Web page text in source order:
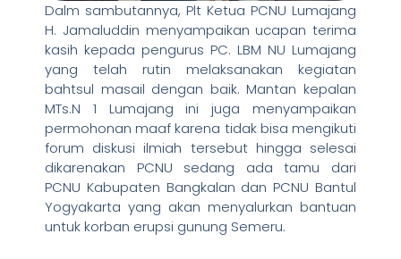
Dalm sambutannya, Plt Ketua PCNU Lumajang
H. Jamaluddin menyampaikan ucapan terima
kasih kepada pengurus PC. LBM NU Lumajang
yang telah rutin melaksanakan kegiatan
bahtsul masail dengan baik. Mantan kepalan
MTs.N 1 Lumajang ini juga menyampaikan
permohonan maaf karena tidak bisa mengikuti
forum diskusi ilmiah tersebut hingga selesai
dikarenakan PCNU sedang ada tamu dari
PCNU Kabupaten Bangkalan dan PCNU Bantul
Yogyakarta yang akan menyalurkan bantuan
untuk korban erupsi gunung Semeru.